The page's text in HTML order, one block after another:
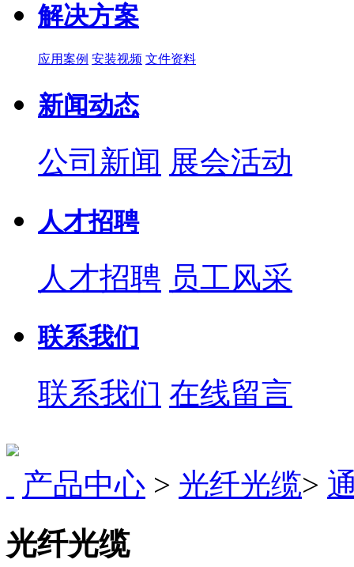
解决方案
应用案例 安装视频 文件资料
新闻动态
公司新闻 展会活动
人才招聘
人才招聘 员工风采
联系我们
联系我们 在线留言
产品中心 > 光纤光缆>
光纤光缆